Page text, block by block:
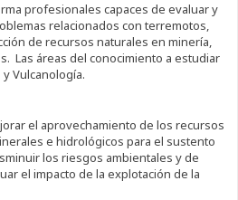
profesionales capaces de evaluar y
relacionados con terremotos,
de recursos naturales en minería,
Las áreas del conocimiento a estudiar
Vulcanología.
el aprovechamiento de los recursos
e hidrológicos para el sustento
los riesgos ambientales y de
el impacto de la explotación de la